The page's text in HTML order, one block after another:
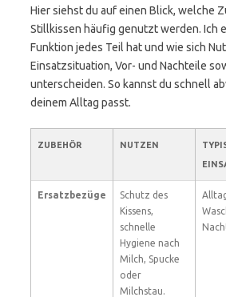
Hier siehst du auf einen Blick, welche
Stillkissen häufig genutzt werden. Ich
Funktion jedes Teil hat und wie sich
Einsatzsituation, Vor- und Nachteile
unterscheiden. So kannst du schnell
deinem Alltag passt.
ZUBEHÖR NUTZEN
Ersatzbezüge
Schutz des
Kissens,
schnelle
Hygiene nach
Milch, Spucke
oder
Milchstau.